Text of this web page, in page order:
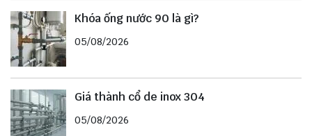
Khóa ống nước 90 là gì?
05/08/2026
Giá thành cổ de inox 304
05/08/2026